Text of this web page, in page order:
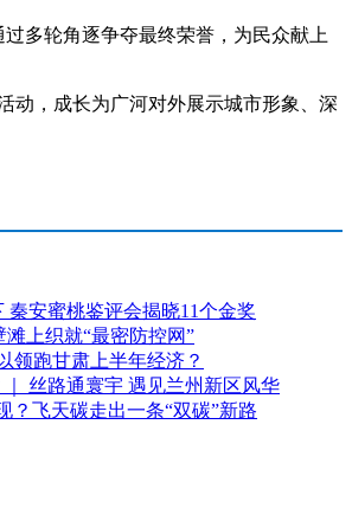
多轮角逐争夺最终荣誉，为民众献上
，成长为广河对外展示城市形象、深
秦安蜜桃鉴评会揭晓11个金奖
上织就“最密防控网”
领跑甘肃上半年经济？
丝路通寰宇 遇见兰州新区风华
？飞天碳走出一条“双碳”新路